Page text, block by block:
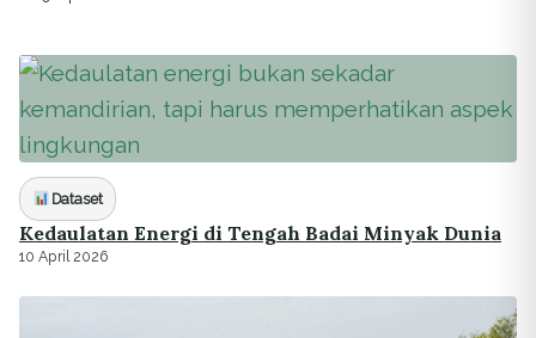
Dataset
Kedaulatan Energi di Tengah Badai Minyak Dunia
10 April 2026